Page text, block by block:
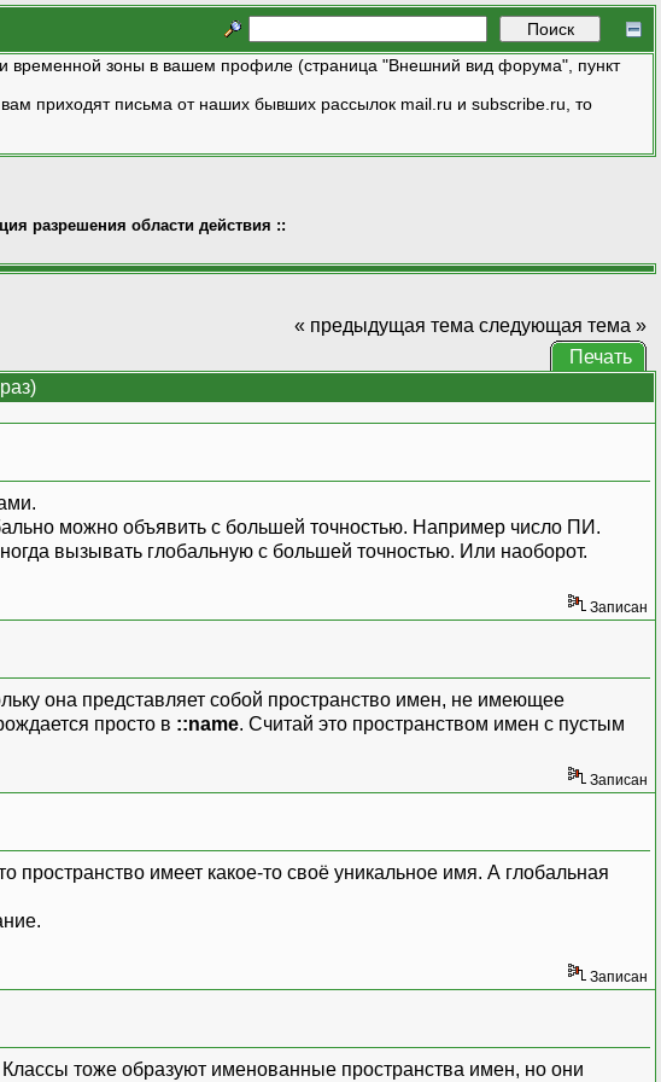
временной зоны в вашем профиле (страница "Внешний вид форума", пункт
приходят письма от наших бывших рассылок mail.ru и subscribe.ru, то
разрешения области действия ::
« предыдущая тема следующая тема »
Печать
можно объявить с большей точностью. Например число ПИ.
вызывать глобальную с большей точностью. Или наоборот.
Записан
она представляет собой пространство имен, не имеющее
просто в ::name. Считай это пространством имен с пустым
Записан
пространство имеет какое-то своё уникальное имя. А глобальная
Записан
Классы тоже образуют именованные пространства имен, но они